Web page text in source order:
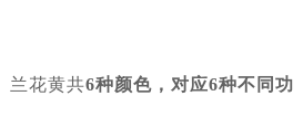
兰花黄共6种颜色，对应6种不同功